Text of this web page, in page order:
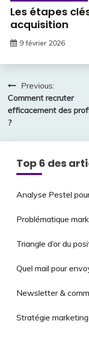
Les étapes
acquisition
9 février 2026
Navigation
de
l’article
Previous:
Comment recruter
efficacement des
?
Top 6 des
Analyse Pestel
Problématique
Triangle d’or du
Quel mail pour
Newsletter &
Stratégie